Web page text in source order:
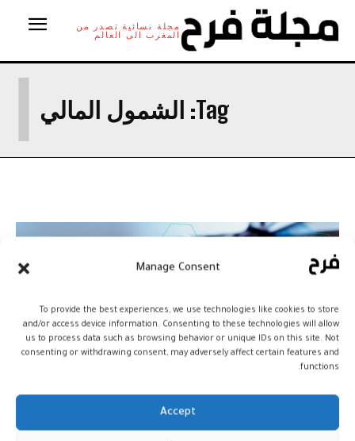
Manage Consent
To provide the best experiences, we use technologies like cookies to store
and/or access device information. Consenting to these technologies will allow
us to process data such as browsing behavior or unique IDs on this site. Not
consenting or withdrawing consent, may adversely affect certain features and
functions.
Accept
مجلة نسائية تصدر من
المغرب الى العالم
Tag: الشمول المالي